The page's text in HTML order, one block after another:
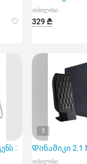
თბილისი
329 ₾
2.1 სისტემის
3
Დინამიკი 2.1
თბილისი